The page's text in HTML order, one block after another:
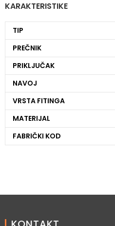
KARAKTERISTIKE
TIP
PREČNIK
PRIKLJUČAK
NAVOJ
VRSTA FITINGA
MATERIJAL
FABRIČKI KOD